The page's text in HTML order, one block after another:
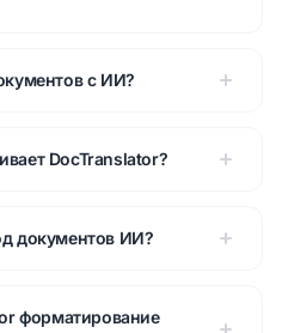
с ИИ?
DocTranslator?
документов ИИ?
форматирование